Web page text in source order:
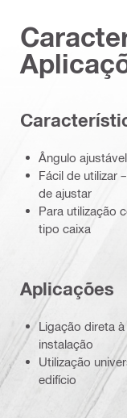
Ângulo
Fácil de utilizar
de ajustar
Para utilização
tipo caixa
Aplicações
Ligação direta
instalação
Utilização
edifício